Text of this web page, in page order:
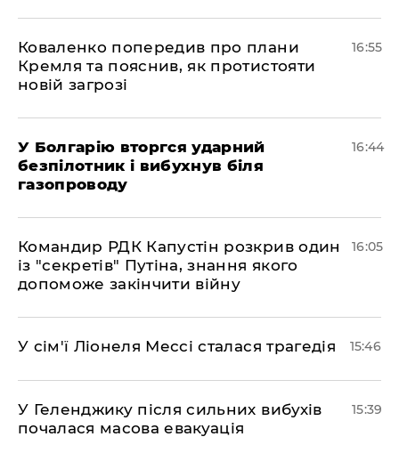
Коваленко попередив про плани
Кремля та пояснив, як протистояти
новій загрозі
16:55
У Болгарію вторгся ударний
безпілотник і вибухнув біля
газопроводу
16:44
Командир РДК Капустін розкрив один
із "секретів" Путіна, знання якого
допоможе закінчити війну
16:05
У сім'ї Ліонеля Мессі сталася трагедія 15:46
У Геленджику після сильних вибухів
почалася масова евакуація
15:39